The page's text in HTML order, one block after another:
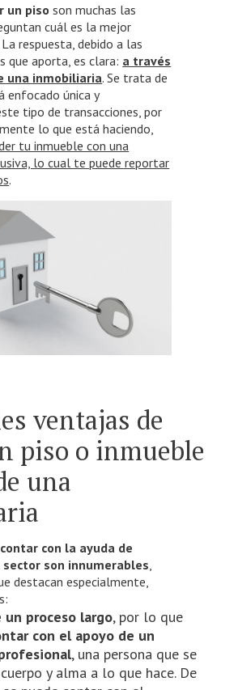
un piso son muchas las
cuál es la mejor
respuesta, debido a las
que aporta, es clara: a través
una inmobiliaria. Se trata de
enfocado única y
tipo de transacciones, por
lo que está haciendo,
tu inmueble con una
lo cual te puede reportar
.
ventajas de
piso o inmueble
una
con la ayuda de
son innumerables
destacan especialmente,
proceso largo, por lo que
con el apoyo de un
, una persona que se
y alma a lo que hace. De